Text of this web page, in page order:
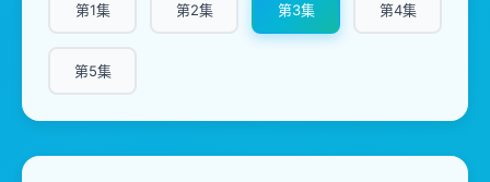
第1集 第2集 第3集 第4集
第5集